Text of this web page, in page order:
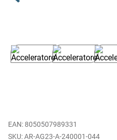
EAN: 8050507989331
AR-AG23-A-240001-044